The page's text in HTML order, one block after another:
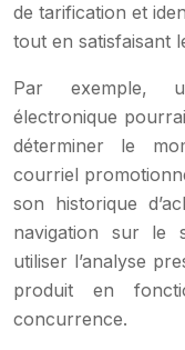
de tarification et
tout en satisfaisant
Par exemple,
électronique
déterminer le
courriel
son historique
navigation sur le
utiliser l’analyse
produit en
concurrence.